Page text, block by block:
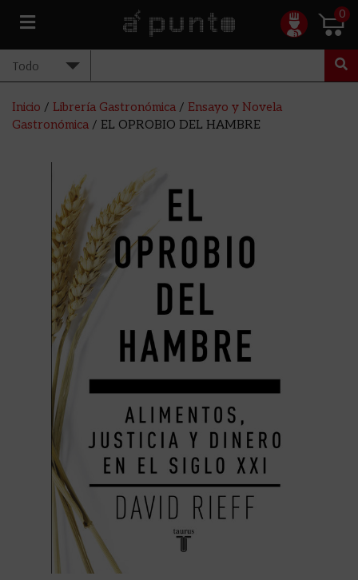
0
Inicio / Librería Gastronómica / Ensayo y Novela
Gastronómica / EL OPROBIO DEL HAMBRE